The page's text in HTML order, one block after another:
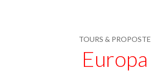
TOURS & PROPOSTE
Europa